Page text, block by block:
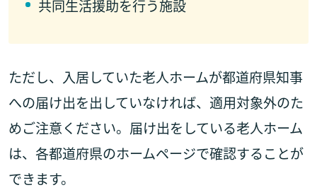
共同生活援助を行う施設
ただし、入居していた老人ホームが都道府県知事
への届け出を出していなければ、適用対象外のた
めご注意ください。届け出をしている老人ホーム
は、各都道府県のホームページで確認することが
できます。